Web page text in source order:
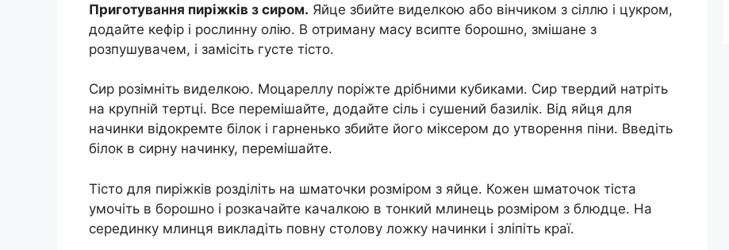
Приготування пиріжків з сиром. Яйце збийте виделкою або вінчиком з сіллю і цукром,
додайте кефір і рослинну олію. В отриману масу всипте борошно, змішане з
розпушувачем, і замісіть густе тісто.
Сир розімніть виделкою. Моцареллу поріжте дрібними кубиками. Сир твердий натріть
на крупній тертці. Все перемішайте, додайте сіль і сушений базилік. Від яйця для
начинки відокремте білок і гарненько збийте його міксером до утворення піни. Введіть
білок в сирну начинку, перемішайте.
Тісто для пиріжків розділіть на шматочки розміром з яйце. Кожен шматочок тіста
умочіть в борошно і розкачайте качалкою в тонкий млинець розміром з блюдце. На
серединку млинця викладіть повну столову ложку начинки і зліпіть краї.